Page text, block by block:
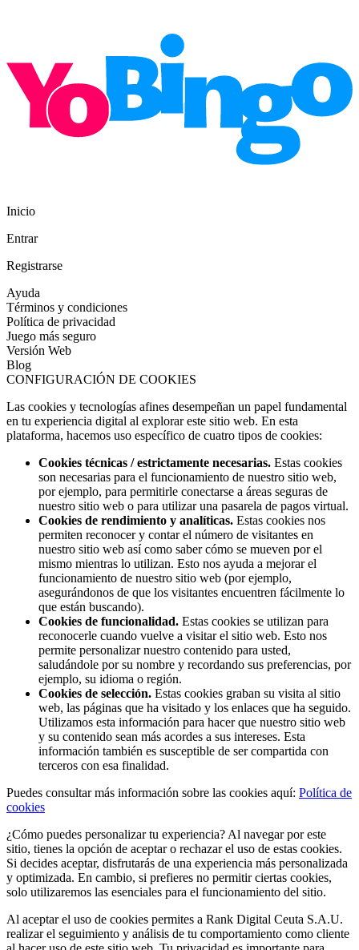
Inicio
Entrar
Registrarse
Ayuda
Términos y condiciones
Política de privacidad
Juego más seguro
Versión Web
Blog
CONFIGURACIÓN DE COOKIES
Las cookies y tecnologías afines desempeñan un papel fundamental
en tu experiencia digital al explorar este sitio web. En esta
plataforma, hacemos uso específico de cuatro tipos de cookies:
Cookies técnicas / estrictamente necesarias. Estas cookies
son necesarias para el funcionamiento de nuestro sitio web,
por ejemplo, para permitirle conectarse a áreas seguras de
nuestro sitio web o para utilizar una pasarela de pagos virtual.
Cookies de rendimiento y analíticas. Estas cookies nos
permiten reconocer y contar el número de visitantes en
nuestro sitio web así como saber cómo se mueven por el
mismo mientras lo utilizan. Esto nos ayuda a mejorar el
funcionamiento de nuestro sitio web (por ejemplo,
asegurándonos de que los visitantes encuentren fácilmente lo
que están buscando).
Cookies de funcionalidad. Estas cookies se utilizan para
reconocerle cuando vuelve a visitar el sitio web. Esto nos
permite personalizar nuestro contenido para usted,
saludándole por su nombre y recordando sus preferencias, por
ejemplo, su idioma o región.
Cookies de selección. Estas cookies graban su visita al sitio
web, las páginas que ha visitado y los enlaces que ha seguido.
Utilizamos esta información para hacer que nuestro sitio web
y su contenido sean más acordes a sus intereses. Esta
información también es susceptible de ser compartida con
terceros con esa finalidad.
Puedes consultar más información sobre las cookies aquí: Política de
cookies
¿Cómo puedes personalizar tu experiencia? Al navegar por este
sitio, tienes la opción de aceptar o rechazar el uso de estas cookies.
Si decides aceptar, disfrutarás de una experiencia más personalizada
y optimizada. En cambio, si prefieres no permitir ciertas cookies,
solo utilizaremos las esenciales para el funcionamiento del sitio.
Al aceptar el uso de cookies permites a Rank Digital Ceuta S.A.U.
realizar el seguimiento y análisis de tu comportamiento como cliente